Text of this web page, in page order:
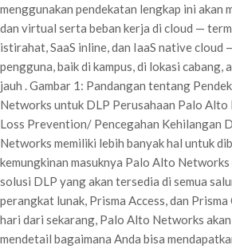
menggunakan pendekatan lengkap ini akan
dan virtual serta beban kerja di cloud —
istirahat, SaaS inline, dan IaaS native cloud
pengguna, baik di kampus, di lokasi cabang,
jauh . Gambar 1: Pandangan tentang
Networks untuk DLP Perusahaan Palo
Loss Prevention/ Pencegahan Kehilangan
Networks memiliki lebih banyak hal untuk
kemungkinan masuknya Palo Alto Networks
solusi DLP yang akan tersedia di semua
perangkat lunak, Prisma Access, dan
hari dari sekarang, Palo Alto Networks akan
mendetail bagaimana Anda bisa